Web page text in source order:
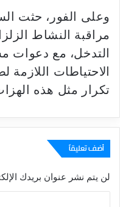
وعلى الفور، حثت
مراقبة النشاط
التدخل، مع دعوات
الاحتياطات
تكرار مثل هذه
أضف تعليقاً
لن يتم نشر عنوان بريدك